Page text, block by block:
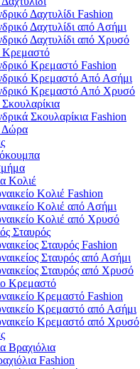
Δαχτυλίδι Fashion
Δαχτυλίδι από Ασήμι
Δαχτυλίδι από Χρυσό
Κρεμαστό
Κρεμαστό Fashion
Κρεμαστό Από Ασήμι
Κρεμαστό Από Χρυσό
Σκουλαρίκια Fashion
Δώρα
Κολιέ
Κολιέ Fashion
Κολιέ από Ασήμι
Κολιέ από Χρυσό
Σταυρός
Σταυρός Fashion
Σταυρός από Ασήμι
Σταυρός από Χρυσό
Κρεμαστό
Κρεμαστό Fashion
Κρεμαστό από Ασήμι
Κρεμαστό από Χρυσό
Βραχιόλια
Fashion